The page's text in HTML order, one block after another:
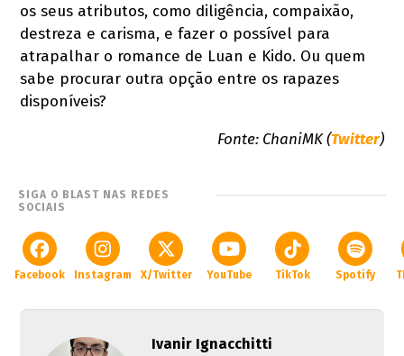
os seus atributos, como diligência, compaixão,
destreza e carisma, e fazer o possível para
atrapalhar o romance de Luan e Kido. Ou quem
sabe procurar outra opção entre os rapazes
disponíveis?
Fonte: ChaniMK (Twitter)
SIGA O BLAST NAS REDES
SOCIAIS
Facebook Instagram X/Twitter YouTube TikTok Spotify
Ivanir Ignacchitti